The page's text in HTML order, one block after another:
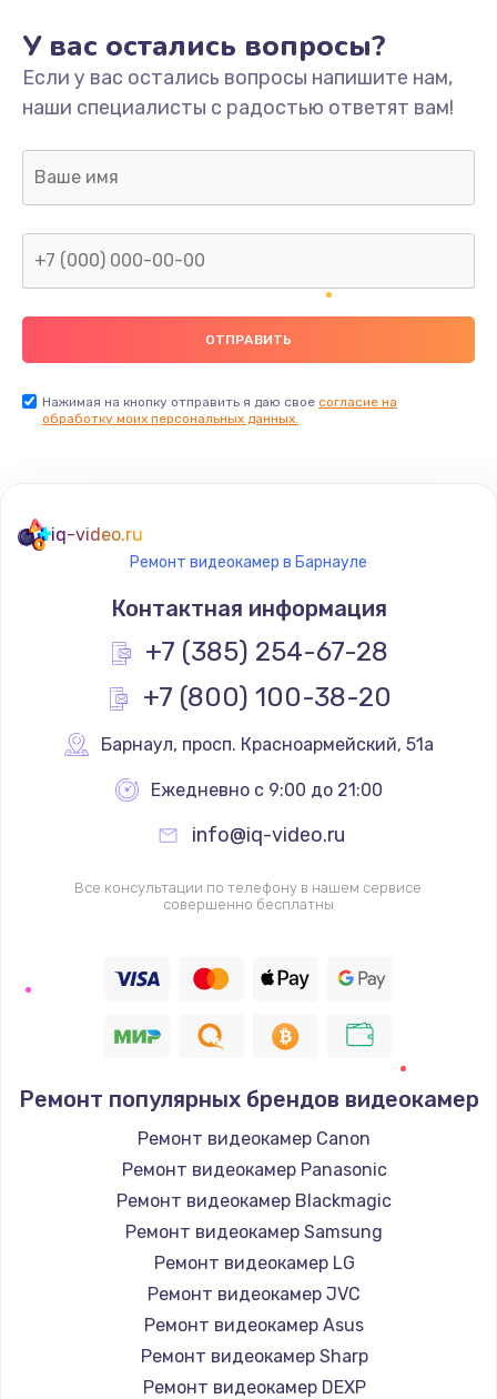
У вас остались вопросы?
Если у вас остались вопросы напишите нам,
наши специалисты с радостью ответят вам!
Нажимая на кнопку отправить я даю свое согласие на
обработку моих персональных данных.
iq-video.ru
Ремонт видеокамер в Барнауле
Контактная информация
+7 (385) 254-67-28
+7 (800) 100-38-20
Барнаул, просп. Красноармейский, 51а
Ежедневно с 9:00 до 21:00
info@iq-video.ru
Все консультации по телефону в нашем сервисе
совершенно бесплатны
Ремонт популярных брендов видеокамер
Ремонт видеокамер Canon
Ремонт видеокамер Panasonic
Ремонт видеокамер Blackmagic
Ремонт видеокамер Samsung
Ремонт видеокамер LG
Ремонт видеокамер JVC
Ремонт видеокамер Asus
Ремонт видеокамер Sharp
Ремонт видеокамер DEXP